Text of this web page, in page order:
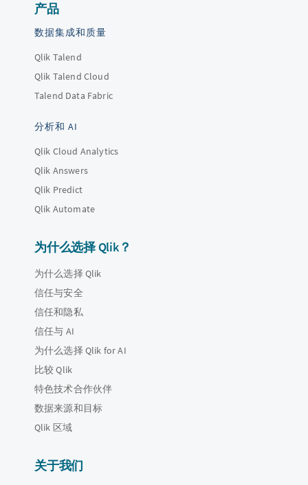
产品
数据集成和质量
Qlik Talend
Qlik Talend Cloud
Talend Data Fabric
分析和 AI
Qlik Cloud Analytics
Qlik Answers
Qlik Predict
Qlik Automate
为什么选择 Qlik？
为什么选择 Qlik
信任与安全
信任和隐私
信任与 AI
为什么选择 Qlik for AI
比较 Qlik
特色技术合作伙伴
数据来源和目标
Qlik 区域
关于我们